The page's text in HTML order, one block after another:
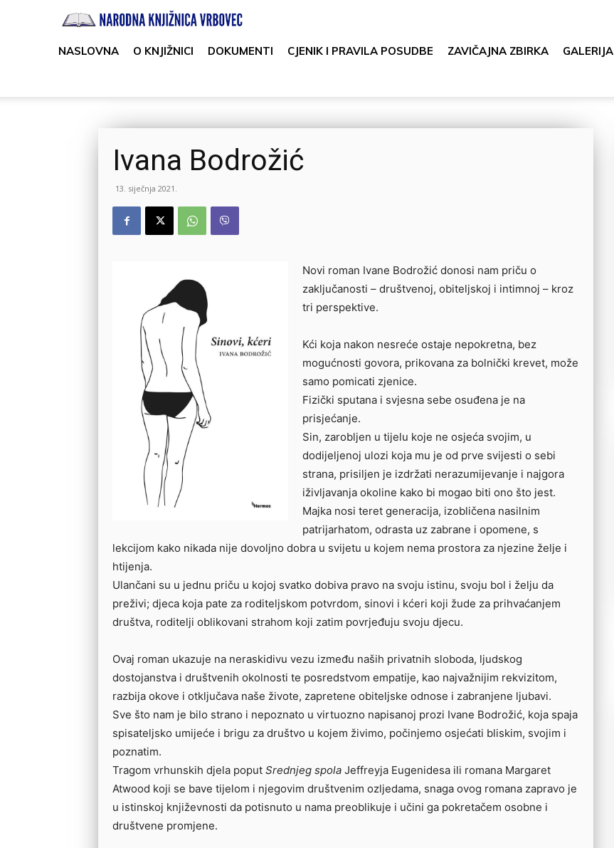
knjižnica
NASLOVNA O KNJIŽNICI DOKUMENTI CJENIK I PRAVILA POSUDBE ZAVIČAJNA ZBIRKA GALERIJA
Ivana Bodrožić
13. siječnja 2021.
Novi roman Ivane Bodrožić donosi nam priču o
zaključanosti – društvenoj, obiteljskoj i intimnoj – kroz
tri perspektive.
Kći koja nakon nesreće ostaje nepokretna, bez
mogućnosti govora, prikovana za bolnički krevet, može
samo pomicati zjenice.
Fizički sputana i svjesna sebe osuđena je na
prisjećanje.
Sin, zarobljen u tijelu koje ne osjeća svojim, u
dodijeljenoj ulozi koja mu je od prve svijesti o sebi
strana, prisiljen je izdržati nerazumijevanje i najgora
iživljavanja okoline kako bi mogao biti ono što jest.
Majka nosi teret generacija, izobličena nasilnim
patrijarhatom, odrasta uz zabrane i opomene, s
lekcijom kako nikada nije dovoljno dobra u svijetu u kojem nema prostora za njezine želje i
htijenja.
Ulančani su u jednu priču u kojoj svatko dobiva pravo na svoju istinu, svoju bol i želju da
preživi; djeca koja pate za roditeljskom potvrdom, sinovi i kćeri koji žude za prihvaćanjem
društva, roditelji oblikovani strahom koji zatim povrjeđuju svoju djecu.
Ovaj roman ukazuje na neraskidivu vezu između naših privatnih sloboda, ljudskog
dostojanstva i društvenih okolnosti te posredstvom empatije, kao najvažnijim rekvizitom,
razbija okove i otključava naše živote, zapretene obiteljske odnose i zabranjene ljubavi.
Sve što nam je bilo strano i nepoznato u virtuozno napisanoj prozi Ivane Bodrožić, koja spaja
spisateljsko umijeće i brigu za društvo u kojem živimo, počinjemo osjećati bliskim, svojim i
poznatim.
Tragom vrhunskih djela poput Srednjeg spola Jeffreyja Eugenidesa ili romana Margaret
Atwood koji se bave tijelom i njegovim društvenim ozljedama, snaga ovog romana zapravo je
u istinskoj književnosti da potisnuto u nama preoblikuje i učini ga pokretačem osobne i
društvene promjene.